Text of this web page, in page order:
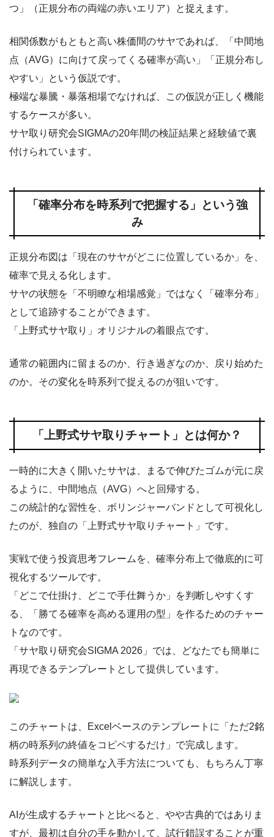
つ」（正規分布の両端の赤いエリア）と捉えます。
相関係数がもともと高い株価間のサヤであれば、「中間地
点（AVG）に向けて戻ってくる確率が高い」「正規分布し
やすい」という仮説です。
極端な暴騰・暴落相場でなければ、この仮説が正しく機能
するケースが多い。
サヤ取り研究会SIGMAの20年間の検証結果と経験値で裏
付けられています。
「確率分布を時系列で把握する」という強
み
正規分布図は「現在のサヤがどこに位置しているか」を、
確率で見える化します。
サヤの状態を「不明瞭な相場感覚」ではなく「確率分布」
として追跡することができます。
「上野式サヤ取り」オリジナルの着眼点です。
通常の範囲内に留まるのか、行き過ぎなのか、戻り始めた
のか。その変化を時系列で捉えるのが狙いです。
「上野式サヤ取りチャート」とは何か？
一時的に大きく開いたサヤは、まるで伸びたゴムが元に戻
るように、中間地点（AVG）へと回帰する。
この統計的な習性を、ボリンジャーバンドとして可視化し
たのが、独自の「上野式サヤ取りチャート」です。
実戦で使う投資思考フレームを、確率分布上で徹底的に可
視化するツールです。
「どこで仕掛け、どこで手仕舞うか」を判断しやすくす
る、「勝てる確率を高める運用の型」を作るためのチャー
トなのです。
「サヤ取り研究会SIGMA 2026」では、どなたでも簡単に
再現できるテンプレートとして提供しています。
このチャートは、Excelベースのテンプレートに「ただ2銘
柄の時系列の終値をコピペするだけ」で完成します。
時系列データの簡単な入手方法についても、もちろん丁寧
に解説します。
AIが生成するチャートと比べると、やや古典的ではありま
すが、最初は自分の手を動かして、試行錯誤することが重